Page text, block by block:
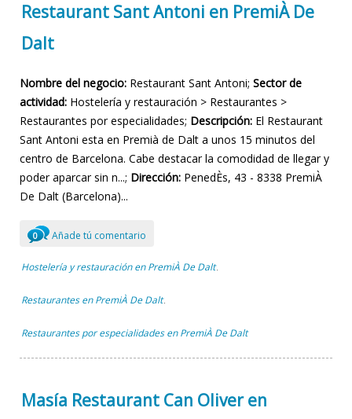
Restaurant Sant Antoni en PremiÀ De
Dalt
Nombre del negocio: Restaurant Sant Antoni; Sector de
actividad: Hostelería y restauración > Restaurantes >
Restaurantes por especialidades; Descripción: El Restaurant
Sant Antoni esta en Premià de Dalt a unos 15 minutos del
centro de Barcelona. Cabe destacar la comodidad de llegar y
poder aparcar sin n...; Dirección: PenedÈs, 43 - 8338 PremiÀ
De Dalt (Barcelona)...
0 Añade tú comentario
Hostelería y restauración en PremiÀ De Dalt ,
Restaurantes en PremiÀ De Dalt ,
Restaurantes por especialidades en PremiÀ De Dalt
Masía Restaurant Can Oliver en